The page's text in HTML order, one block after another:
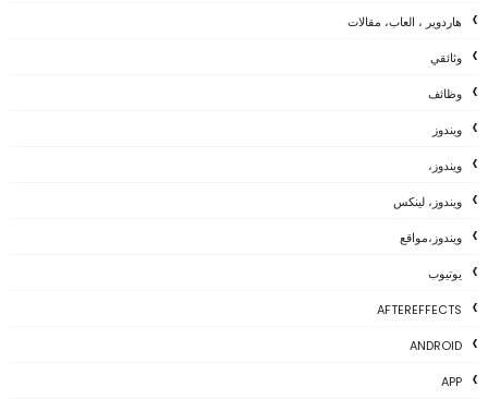
هاردوير ، العاب، مقالات
وثائقي
وظائف
ويندوز
ويندوز،
ويندوز، لينكس
ويندوز،مواقع
يوتيوب
AFTEREFFECTS
ANDROID
APP